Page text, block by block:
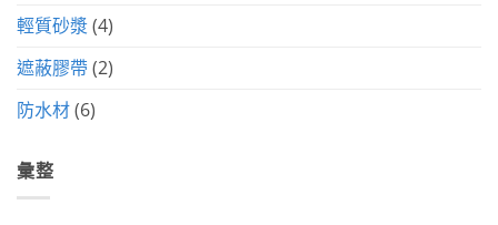
輕質砂漿(4)
遮蔽膠帶 (2)
防水材(6)
彙整